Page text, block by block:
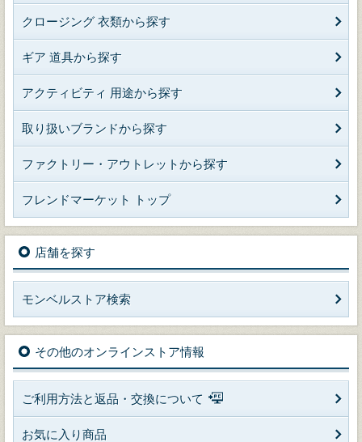
クロージング 衣類から探す
ギア 道具から探す
アクティビティ 用途から探す
取り扱いブランドから探す
ファクトリー・アウトレットから探す
フレンドマーケット トップ
店舗を探す
モンベルストア検索
その他のオンラインストア情報
ご利用方法と返品・交換について
お気に入り商品